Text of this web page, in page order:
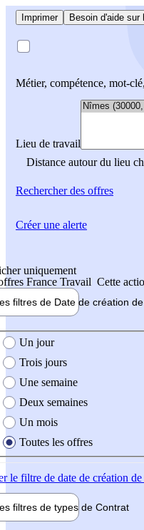
Imprimer Besoin d'aide sur
Métier, compétence, mot-
Lieu de travail
Distance autour du lieu
Rechercherdes offres
uniquement
France Travail Cette
filtres de Date de création
création de l'offre
Un jour
Trois jours
Une semaine
Deux semaines
Un mois
Toutes les offres
le filtre de date de création
filtres de types de Contrat
Créer une alerte